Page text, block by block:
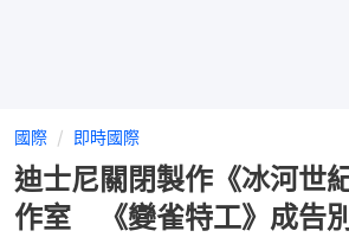
國際 即時國際
迪士尼關閉製作《冰河世
作室 《變雀特工》成告